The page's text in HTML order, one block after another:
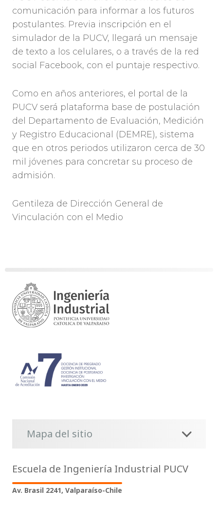
comunicación para informar a los futuros
postulantes. Previa inscripción en el
simulador de la PUCV, llegará un mensaje
de texto a los celulares, o a través de la red
social Facebook, con el puntaje respectivo.
Como en años anteriores, el portal de la
PUCV será plataforma base de postulación
del Departamento de Evaluación, Medición
y Registro Educacional (DEMRE), sistema
que en otros periodos utilizaron cerca de 30
mil jóvenes para concretar su proceso de
admisión.
Gentileza de Dirección General de
Vinculación con el Medio
Mapa del sitio
Escuela de Ingeniería Industrial PUCV
Av. Brasil 2241, Valparaíso-Chile